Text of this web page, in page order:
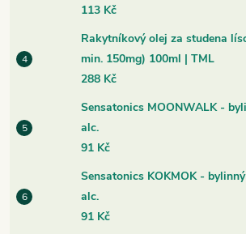
113 Kč
Rakytníkový olej za studena
min. 150mg) 100ml | TML
288 Kč
Sensatonics MOONWALK -
alc.
91 Kč
Sensatonics KOKMOK -
alc.
91 Kč